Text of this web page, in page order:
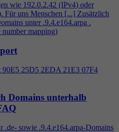
wie 192.0.2.42 (IPv4) oder
uns Menschen [...] Zusätzlich
unter .9.4.e164.arpa .
mapping)
25D5 2EDA 21E3 07F4
Domains unterhalb
.de- sowie .9.4.e164.arpa-Domains